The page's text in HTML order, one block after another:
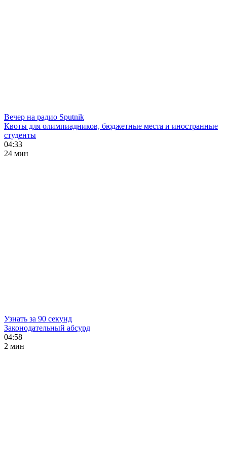
Вечер на радио Sputnik
Квоты для олимпиадников, бюджетные места и иностранные
студенты
04:33
24 мин
Узнать за 90 секунд
Законодательный абсурд
04:58
2 мин